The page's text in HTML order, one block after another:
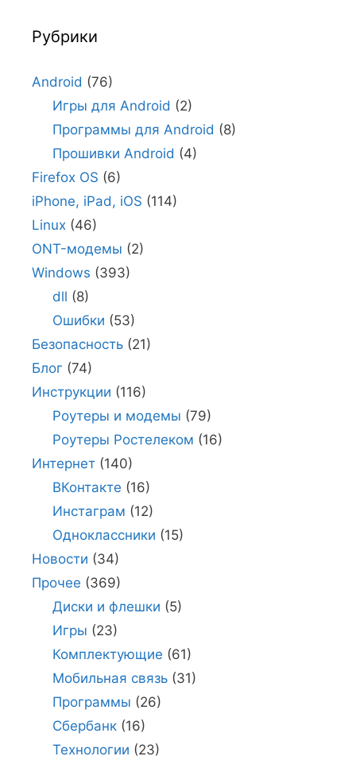
Рубрики
Android (76)
Игры для Android (2)
Программы для Android (8)
Прошивки Android (4)
Firefox OS (6)
iPhone, iPad, iOS (114)
Linux (46)
ONT-модемы (2)
Windows (393)
dll (8)
Ошибки (53)
Безопасность (21)
Блог (74)
Инструкции (116)
Роутеры и модемы (79)
Роутеры Ростелеком (16)
Интернет (140)
ВКонтакте (16)
Инстаграм (12)
Одноклассники (15)
Новости (34)
Прочее (369)
Диски и флешки (5)
Игры (23)
Комплектующие (61)
Мобильная связь(31)
Программы (26)
Сбербанк(16)
Технологии (23)